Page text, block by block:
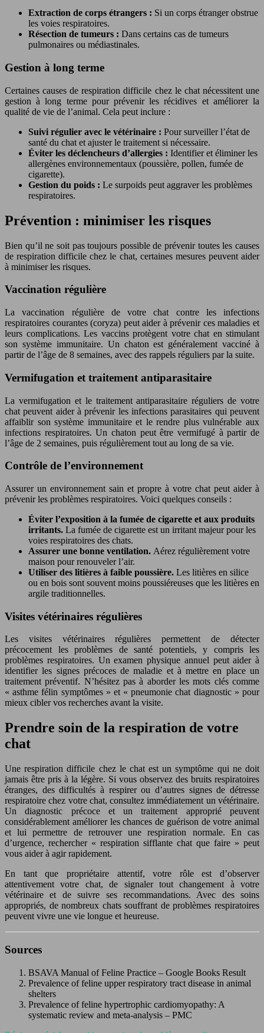
Extraction de corps étrangers : Si un corps étranger obstrue
les voies respiratoires.
Résection de tumeurs : Dans certains cas de tumeurs
pulmonaires ou médiastinales.
Gestion à long terme
Certaines causes de respiration difficile chez le chat nécessitent une
gestion à long terme pour prévenir les récidives et améliorer la
qualité de vie de l’animal. Cela peut inclure :
Suivi régulier avec le vétérinaire : Pour surveiller l’état de
santé du chat et ajuster le traitement si nécessaire.
Éviter les déclencheurs d’allergies : Identifier et éliminer les
allergènes environnementaux (poussière, pollen, fumée de
cigarette).
Gestion du poids : Le surpoids peut aggraver les problèmes
respiratoires.
Prévention : minimiser les risques
Bien qu’il ne soit pas toujours possible de prévenir toutes les causes
de respiration difficile chez le chat, certaines mesures peuvent aider
à minimiser les risques.
Vaccination régulière
La vaccination régulière de votre chat contre les infections
respiratoires courantes (coryza) peut aider à prévenir ces maladies et
leurs complications. Les vaccins protègent votre chat en stimulant
son système immunitaire. Un chaton est généralement vacciné à
partir de l’âge de 8 semaines, avec des rappels réguliers par la suite.
Vermifugation et traitement antiparasitaire
La vermifugation et le traitement antiparasitaire réguliers de votre
chat peuvent aider à prévenir les infections parasitaires qui peuvent
affaiblir son système immunitaire et le rendre plus vulnérable aux
infections respiratoires. Un chaton peut être vermifugé à partir de
l’âge de 2 semaines, puis régulièrement tout au long de sa vie.
Contrôle de l’environnement
Assurer un environnement sain et propre à votre chat peut aider à
prévenir les problèmes respiratoires. Voici quelques conseils :
Éviter l’exposition à la fumée de cigarette et aux produits
irritants. La fumée de cigarette est un irritant majeur pour les
voies respiratoires des chats.
Assurer une bonne ventilation. Aérez régulièrement votre
maison pour renouveler l’air.
Utiliser des litières à faible poussière. Les litières en silice
ou en bois sont souvent moins poussiéreuses que les litières en
argile traditionnelles.
Visites vétérinaires régulières
Les visites vétérinaires régulières permettent de détecter
précocement les problèmes de santé potentiels, y compris les
problèmes respiratoires. Un examen physique annuel peut aider à
identifier les signes précoces de maladie et à mettre en place un
traitement préventif. N’hésitez pas à aborder les mots clés comme
« asthme félin symptômes » et « pneumonie chat diagnostic » pour
mieux cibler vos recherches avant la visite.
Prendre soin de la respiration de votre
chat
Une respiration difficile chez le chat est un symptôme qui ne doit
jamais être pris à la légère. Si vous observez des bruits respiratoires
étranges, des difficultés à respirer ou d’autres signes de détresse
respiratoire chez votre chat, consultez immédiatement un vétérinaire.
Un diagnostic précoce et un traitement approprié peuvent
considérablement améliorer les chances de guérison de votre animal
et lui permettre de retrouver une respiration normale. En cas
d’urgence, rechercher « respiration sifflante chat que faire » peut
vous aider à agir rapidement.
En tant que propriétaire attentif, votre rôle est d’observer
attentivement votre chat, de signaler tout changement à votre
vétérinaire et de suivre ses recommandations. Avec des soins
appropriés, de nombreux chats souffrant de problèmes respiratoires
peuvent vivre une vie longue et heureuse.
Sources
BSAVA Manual of Feline Practice – Google Books Result
Prevalence of feline upper respiratory tract disease in animal
shelters
Prevalence of feline hypertrophic cardiomyopathy: A
systematic review and meta-analysis – PMC